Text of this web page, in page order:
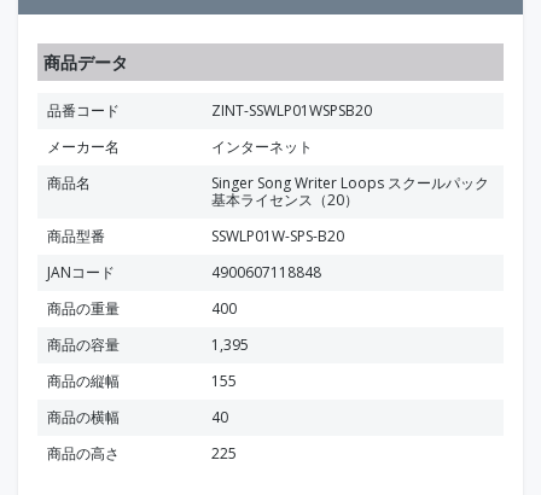
商品データ
品番コード
ZINT-SSWLP01WSPSB20
メーカー名
インターネット
商品名
Singer Song Writer Loops スクールパック
基本ライセンス（20）
商品型番
SSWLP01W-SPS-B20
JANコード
4900607118848
商品の重量
400
商品の容量
1,395
商品の縦幅
155
商品の横幅
40
商品の高さ
225